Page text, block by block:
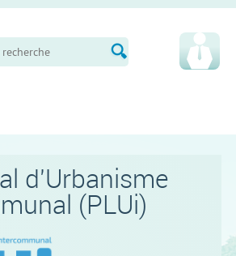
d'Urbanisme
(PLUi)
cookies